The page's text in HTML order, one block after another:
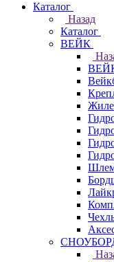
Каталог
Назад
Каталог
ВЕЙК